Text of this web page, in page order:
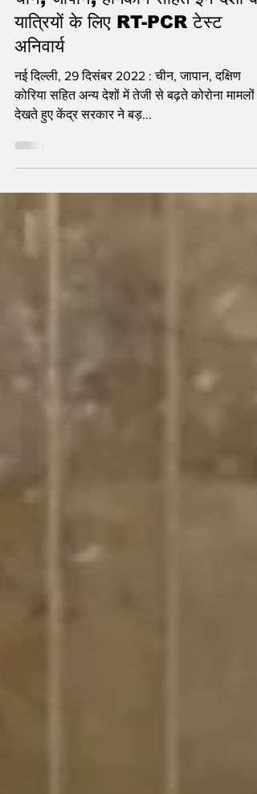
चीन, जापान, हांगकांग सहित इन देशों के
यात्रियों के लिए RT-PCR टेस्ट
अनिवार्य
नई दिल्ली, 29 दिसंबर 2022 : चीन, जापान, दक्षिण
कोरिया सहित अन्य देशों में तेजी से बढ़ते कोरोना मामलों